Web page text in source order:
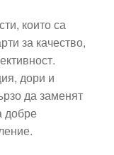
които са
за качество,
дори и
да заменят
добре